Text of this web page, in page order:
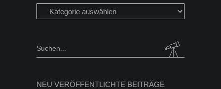
Beiträge
in
Kategorien
Search
NEU VERÖFFENTLICHTE BEITRÄGE